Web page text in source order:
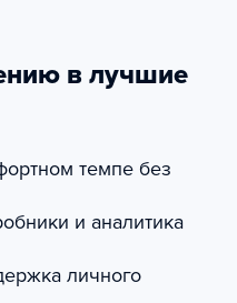
в лучшие
темпе без
и аналитика
личного